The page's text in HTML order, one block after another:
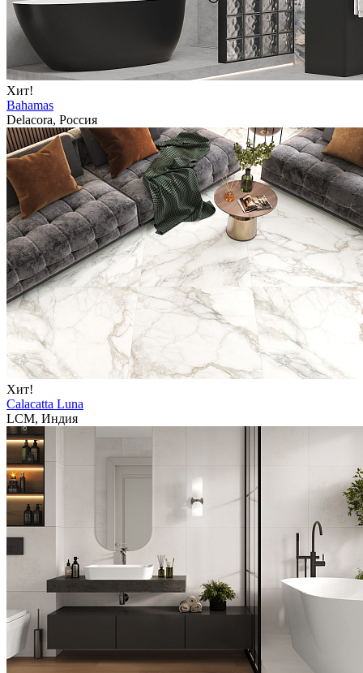
Хит!
Bahamas
Delacora, Россия
Хит!
Calacatta Luna
LCM, Индия